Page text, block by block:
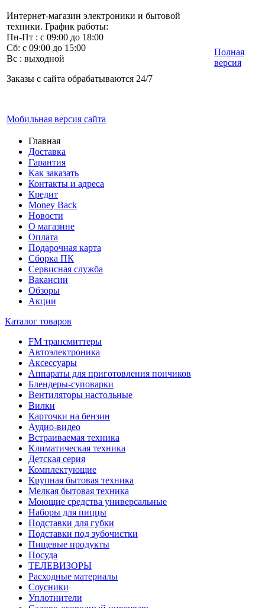
Интернет-магазин электроники и бытовой
техники. График работы:
Пн-Пт : с 09:00 до 18:00
Сб: с 09:00 до 15:00
Вс : выходной
Заказы с сайта обрабатываются 24/7
Мобильная версия сайта
Полная
версия
Главная
Доставка
Гарантия
Как заказать
Контакты и адреса
Кредит
Money Back
Новости
О магазине
Оплата
Подарочная карта
Сборка ПК
Сервисная служба
Вакансии
Обзоры
Акции
Каталог товаров
FM трансмиттеры
Автоэлектроника
Аксессуары
Аппараты для приготовления пончиков
Блендеры-суповарки
Вентиляторы настольные
Вилки
Карточки на бензин
Аудио-видео
Встраиваемая техника
Климатическая техника
Детская серия
Комплектующие
Крупная бытовая техника
Мелкая бытовая техника
Моющие средства универсальные
Наборы для пиццы
Подставки для губки
Подставки под зубочистки
Пищевые продукты
Посуда
ТЕЛЕВИЗОРЫ
Расходные материалы
Соусники
Уплотнители